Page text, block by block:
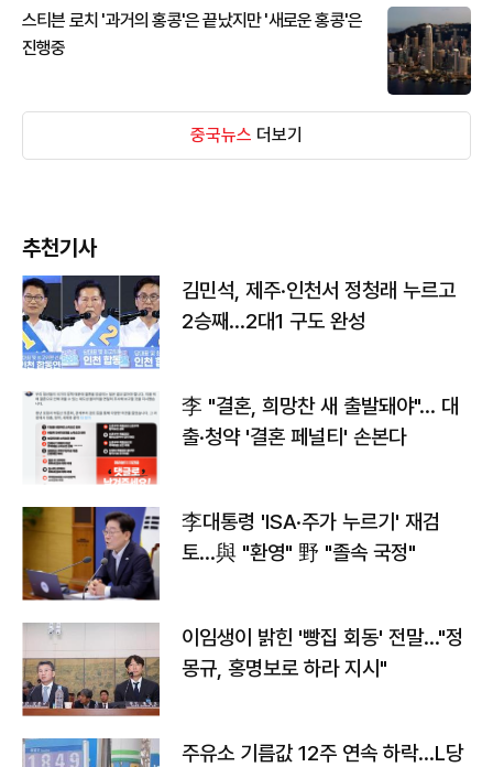
스티븐 로치 '과거의 홍콩'은 끝났지만 '새로운 홍콩'은
진행중
중국뉴스 더보기
추천기사
김민석, 제주·인천서 정청래 누르고
2승째…2대1 구도 완성
李 "결혼, 희망찬 새 출발돼야"… 대
출·청약 '결혼 페널티' 손본다
李대통령 'ISA·주가 누르기' 재검
토…與 "환영" 野 "졸속 국정"
이임생이 밝힌 '빵집 회동' 전말…"정
몽규, 홍명보로 하라 지시"
주유소 기름값 12주 연속 하락…L당